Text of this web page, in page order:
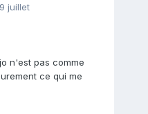
juillet
n'est pas comme
ce qui me